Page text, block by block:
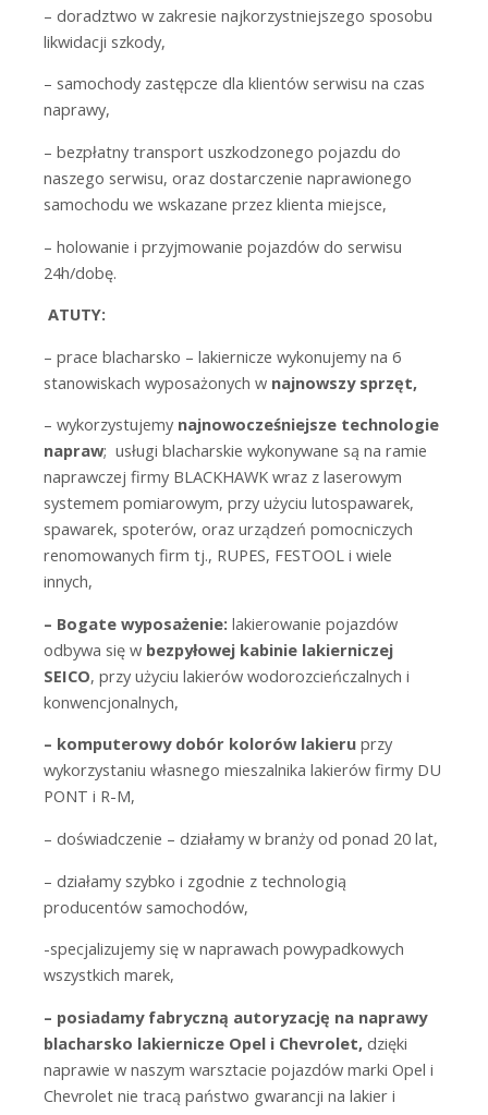
– doradztwo w zakresie najkorzystniejszego sposobu
likwidacji szkody,
– samochody zastępcze dla klientów serwisu na czas
naprawy,
– bezpłatny transport uszkodzonego pojazdu do
naszego serwisu, oraz dostarczenie naprawionego
samochodu we wskazane przez klienta miejsce,
– holowanie i przyjmowanie pojazdów do serwisu
24h/dobę.
ATUTY:
– prace blacharsko – lakiernicze wykonujemy na 6
stanowiskach wyposażonych w najnowszy sprzęt,
– wykorzystujemy najnowocześniejsze technologie
napraw; usługi blacharskie wykonywane są na ramie
naprawczej firmy BLACKHAWK wraz z laserowym
systemem pomiarowym, przy użyciu lutospawarek,
spawarek, spoterów, oraz urządzeń pomocniczych
renomowanych firm tj., RUPES, FESTOOL i wiele
innych,
– Bogate wyposażenie: lakierowanie pojazdów
odbywa się w bezpyłowej kabinie lakierniczej
SEICO, przy użyciu lakierów wodorozcieńczalnych i
konwencjonalnych,
– komputerowy dobór kolorów lakieru przy
wykorzystaniu własnego mieszalnika lakierów firmy DU
PONT i R-M,
– doświadczenie – działamy w branży od ponad 20 lat,
– działamy szybko i zgodnie z technologią
producentów samochodów,
-specjalizujemy się w naprawach powypadkowych
wszystkich marek,
– posiadamy fabryczną autoryzację na naprawy
blacharsko lakiernicze Opel i Chevrolet, dzięki
naprawie w naszym warsztacie pojazdów marki Opel i
Chevrolet nie tracą państwo gwarancji na lakier i